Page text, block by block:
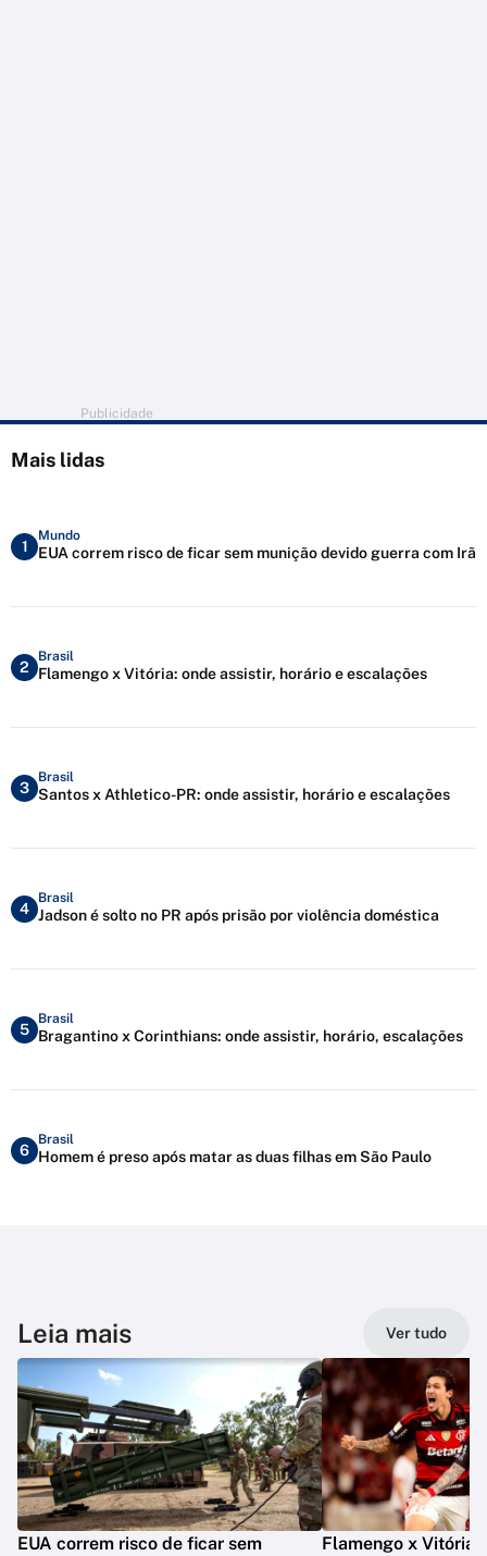
Publicidade
Mais lidas
1
Mundo
EUA correm risco de ficar sem munição devido guerra com Irã
2
Brasil
Flamengo x Vitória: onde assistir, horário e escalações
3
Brasil
Santos x Athletico-PR: onde assistir, horário e escalações
4
Brasil
Jadson é solto no PR após prisão por violência doméstica
5
Brasil
Bragantino x Corinthians: onde assistir, horário, escalações
6
Brasil
Homem é preso após matar as duas filhas em São Paulo
Leia mais Ver tudo
EUA correm risco de ficar sem
Flamengo x Vitória: